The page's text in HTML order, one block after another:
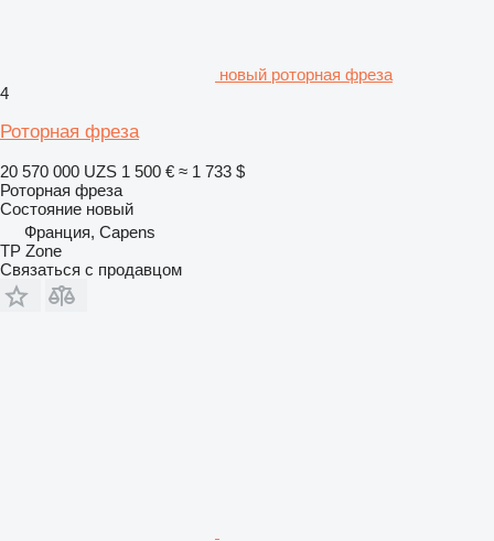
новый роторная фреза
4
Роторная фреза
20 570 000 UZS 1 500 € ≈ 1 733 $
Роторная фреза
Состояние новый
Франция, Capens
TP Zone
Связаться с продавцом